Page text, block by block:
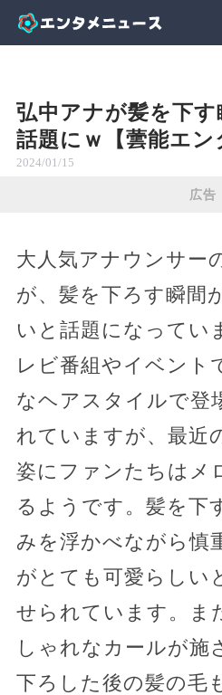
弘中アナが髪を下す
話題にｗ【蕓能エン
2024/01/15
広告
大人気アナウンサー
が、髪を下ろす瞬間
いと話題になってい
レビ番組やイベント
なヘアスタイルで登
れていますが、最近
姿にファンたちはメ
るようです。髪を下
みを浮かべながら慎
がとても可愛らしい
せられています。ま
しゃれなカールが施
下ろした後の髪の毛